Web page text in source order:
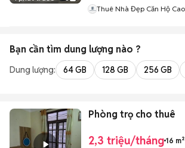
Thuê Nhà Đẹp Căn Hộ Cao
Bạn cần tìm dung lượng nào ?
Dung lượng: 64 GB 128 GB 256 GB
Phòng trọ cho thuê
2,3 triệu/tháng 16 m²